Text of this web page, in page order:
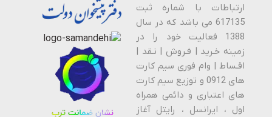
ارتباطات با شماره ثبت
617135 می باشد که در سال
1388 فعالیت خود را در
زمینه خـرید | فـروش | نـقد |
اقـساط | وام فوری سیم کارت
های 0912 و توزیع سیم کارت
های اعتباری و دائمی همراه
اول ، ایرانسل ، رایتل آغاز